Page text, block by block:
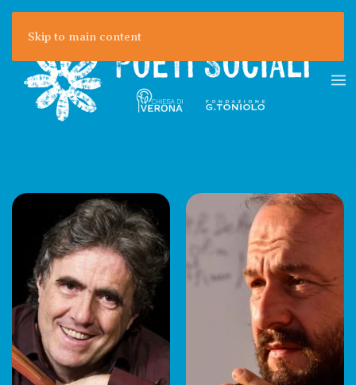
Skip to main content